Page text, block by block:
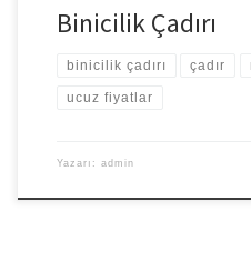
Binicilik Çadırı
binicilik çadırı çadır
ucuz fiyatlar
Yazarı: admin